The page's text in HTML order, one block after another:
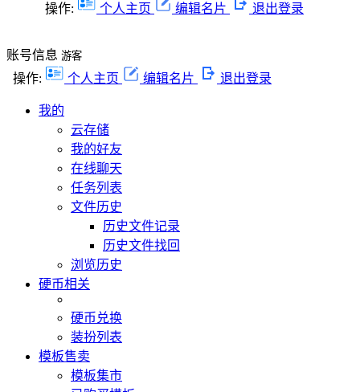
操作: 个人主页 编辑名片 退出登录
账号信息 游客
操作: 个人主页 编辑名片 退出登录
我的
云存储
我的好友
在线聊天
任务列表
文件历史
历史文件记录
历史文件找回
浏览历史
硬币相关
硬币兑换
装扮列表
模板售卖
模板集市